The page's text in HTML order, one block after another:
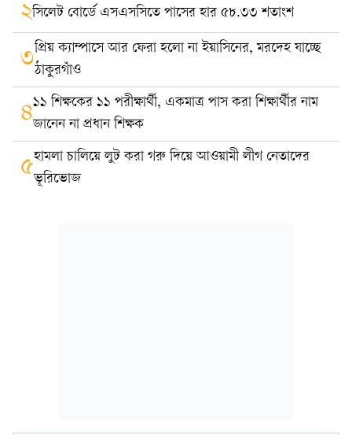
২সিলেট বোর্ডে এসএসসিতে পাসের হার ৫৮.৩৩ শতাংশ
৩প্রিয় ক্যাম্পাসে আর ফেরা হলো না ইয়াসিনের, মরদেহ যাচ্ছে
ঠাকুরগাঁও
৪১১ শিক্ষকের ১১ পরীক্ষার্থী, একমাত্র পাস করা শিক্ষার্থীর নাম
জানেন না প্রধান শিক্ষক
৫হামলা চালিয়ে লুট করা গরু দিয়ে আওয়ামী লীগ নেতাদের
ভূরিভোজ